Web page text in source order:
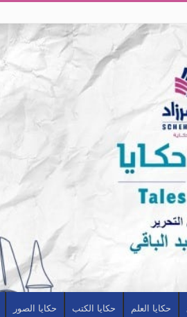
حكايا العلم حكايا الكتب حكايا الصور